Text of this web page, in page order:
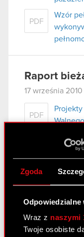
Zgoda
Odpowiedzialne
Wraz z naszymi
Twoje osobiste
PDF
Wzór
Raport
17 września 2010
PDF
Raport